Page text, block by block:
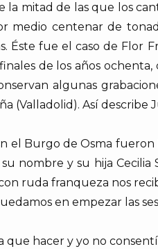
mitad de las que los
medio centenar de
Éste fue el caso de Flor
de los años
algunas
(Valladolid). Así describe
el Burgo de Osma
nombre y su hija
ruda franqueza nos
en empezar las
que hacer y yo no